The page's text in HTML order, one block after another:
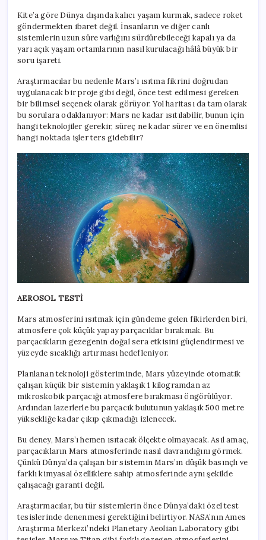
Kite’a göre Dünya dışında kalıcı yaşam kurmak, sadece roket
göndermekten ibaret değil. İnsanların ve diğer canlı
sistemlerin uzun süre varlığını sürdürebileceği kapalı ya da
yarı açık yaşam ortamlarının nasıl kurulacağı hâlâ büyük bir
soru işareti.
Araştırmacılar bu nedenle Mars’ı ısıtma fikrini doğrudan
uygulanacak bir proje gibi değil, önce test edilmesi gereken
bir bilimsel seçenek olarak görüyor. Yol haritası da tam olarak
bu sorulara odaklanıyor: Mars ne kadar ısıtılabilir, bunun için
hangi teknolojiler gerekir, süreç ne kadar sürer ve en önemlisi
hangi noktada işler ters gidebilir?
AEROSOL TESTİ
Mars atmosferini ısıtmak için gündeme gelen fikirlerden biri,
atmosfere çok küçük yapay parçacıklar bırakmak. Bu
parçacıkların gezegenin doğal sera etkisini güçlendirmesi ve
yüzeyde sıcaklığı artırması hedefleniyor.
Planlanan teknoloji gösteriminde, Mars yüzeyinde otomatik
çalışan küçük bir sistemin yaklaşık 1 kilogramdan az
mikroskobik parçacığı atmosfere bırakması öngörülüyor.
Ardından lazerlerle bu parçacık bulutunun yaklaşık 500 metre
yüksekliğe kadar çıkıp çıkmadığı izlenecek.
Bu deney, Mars’ı hemen ısıtacak ölçekte olmayacak. Asıl amaç,
parçacıkların Mars atmosferinde nasıl davrandığını görmek.
Çünkü Dünya’da çalışan bir sistemin Mars’ın düşük basınçlı ve
farklı kimyasal özelliklere sahip atmosferinde aynı şekilde
çalışacağı garanti değil.
Araştırmacılar, bu tür sistemlerin önce Dünya’daki özel test
tesislerinde denenmesi gerektiğini belirtiyor. NASA’nın Ames
Araştırma Merkezi’ndeki Planetary Aeolian Laboratory gibi